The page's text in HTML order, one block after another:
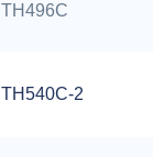
TH496C
TH540C-2